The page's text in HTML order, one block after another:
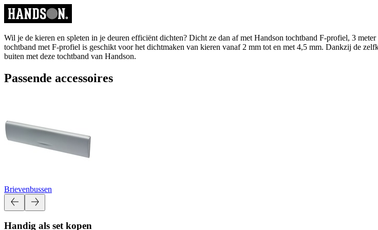
Wil je de kieren en spleten in je deuren efficiënt dichten? Dicht ze dan af met Handson tochtband F-profiel, 3
tochtband met F-profiel is geschikt voor het dichtmaken van kieren vanaf 2 mm tot en met 4,5 mm. Dankzij de
buiten met deze tochtband van Handson.
Passende accessoires
Brievenbussen
Handig als set kopen